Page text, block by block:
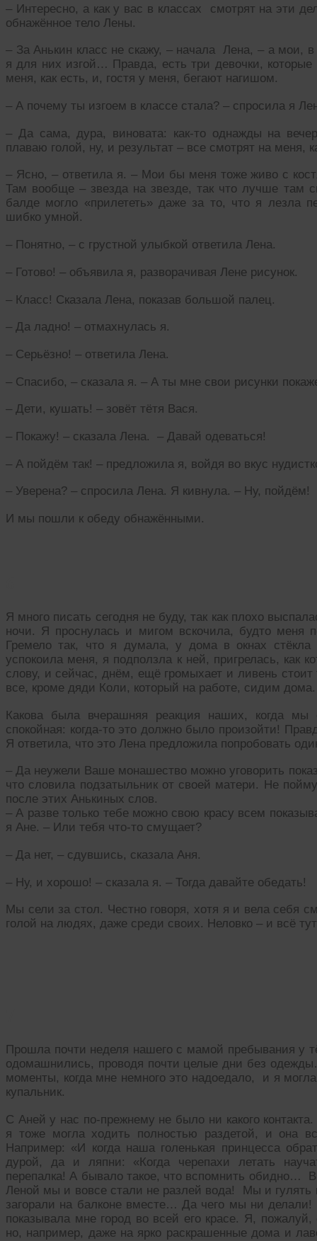
– Интересно, а как у вас в классах смотрят на эти
обнажённое тело Лены.
– За Анькин класс не скажу, – начала Лена, – а мои,
я для них изгой… Правда, есть три девочки,
меня, как есть, и, гостя у меня, бегают нагишом.
– А почему ты изгоем в классе стала? – спросила я
– Да сама, дура, виновата: как-то однажды на
плаваю голой, ну, и результат – все смотрят на меня,
– Ясно, – ответила я. – Мои бы меня тоже живо с
Там вообще – звезда на звезде, так что лучше там
балде могло «прилететь» даже за то, что я лезла
шибко умной.
– Понятно, – с грустной улыбкой ответила Лена.
– Готово! – объявила я, разворачивая Лене рисунок.
– Класс! Сказала Лена, показав большой палец.
– Да ладно! – отмахнулась я.
– Серьёзно! – ответила Лена.
– Спасибо, – сказала я. – А ты мне свои рисунки
– Дети, кушать! – зовёт тётя Вася.
– Покажу! – сказала Лена. – Давай одеваться!
– А пойдём так! – предложила я, войдя во вкус
– Уверена? – спросила Лена. Я кивнула. – Ну, пойдём!
И мы пошли к обеду обнажёнными.
Я много писать сегодня не буду, так как плохо
ночи. Я проснулась и мигом вскочила, будто меня
Гремело так, что я думала, у дома в окнах
успокоила меня, я подползла к ней, пригрелась, как
слову, и сейчас, днём, ещё громыхает и ливень стоит
все, кроме дяди Коли, который на работе, сидим дома.
Какова была вчерашняя реакция наших, когда
спокойная: когда-то это должно было произойти!
Я ответила, что это Лена предложила попробовать
– Да неужели Ваше монашество можно уговорить
что словила подзатыльник от своей матери. Не
после этих Анькиных слов.
– А разве только тебе можно свою красу всем
я Ане. – Или тебя что-то смущает?
– Да нет, – сдувшись, сказала Аня.
– Ну, и хорошо! – сказала я. – Тогда давайте обедать!
Мы сели за стол. Честно говоря, хотя я и вела себя
голой на людях, даже среди своих. Неловко – и всё
Прошла почти неделя нашего с мамой пребывания
одомашнились, проводя почти целые дни без
моменты, когда мне немного это надоедало, и я
купальник.
С Аней у нас по-прежнему не было ни какого
я тоже могла ходить полностью раздетой, и она
Например: «И когда наша голенькая принцесса
дурой, да и ляпни: «Когда черепахи летать
перепалка! А бывало такое, что вспомнить обидно…
Леной мы и вовсе стали не разлей вода! Мы и
загорали на балконе вместе… Да чего мы ни
показывала мне город во всей его красе. Я,
но, например, даже на ярко раскрашенные дома и